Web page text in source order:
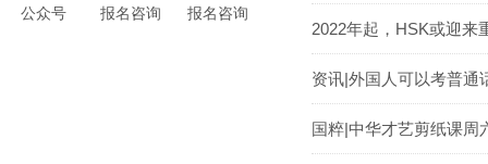
公众号 报名咨询 报名咨询
2022年起，HSK或迎来
资讯|外国人可以考普通
国粹|中华才艺剪纸课周